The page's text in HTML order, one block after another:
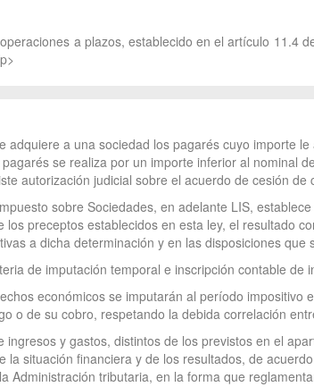
a plazos, establecido en el artículo 11.4
a una sociedad los pagarés cuyo importe
se realiza por un importe inferior al nominal
autorización judicial sobre el acuerdo de cesión de
sobre Sociedades, en adelante LIS,
preceptos establecidos en esta ley, el resultado
a dicha determinación y en las disposiciones que
de imputación temporal e inscripción contable de
económicos se imputarán al período
o de su cobro, respetando la debida correlación
y gastos, distintos de los previstos en el
situación financiera y de los resultados, de
Administración tributaria, en la forma que